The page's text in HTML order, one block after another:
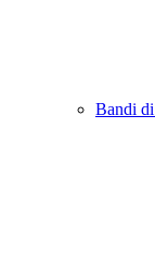
Bandi di